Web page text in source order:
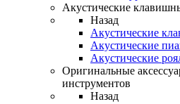
Акустические
Назад
Акустические
Акустические
Акустические
Оригинальные
инструментов
Назад